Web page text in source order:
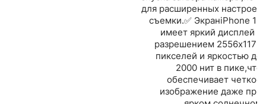
для расширенных настроек
съемки.✅ ЭкранiPhone 16
имеет яркий дисплей с
разрешением 2556x1179
пикселей и яркостью до
2000 нит в пике,что
обеспечивает четкое
изображение даже при